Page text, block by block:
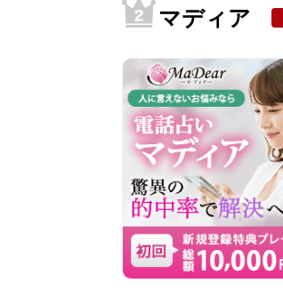
マディア